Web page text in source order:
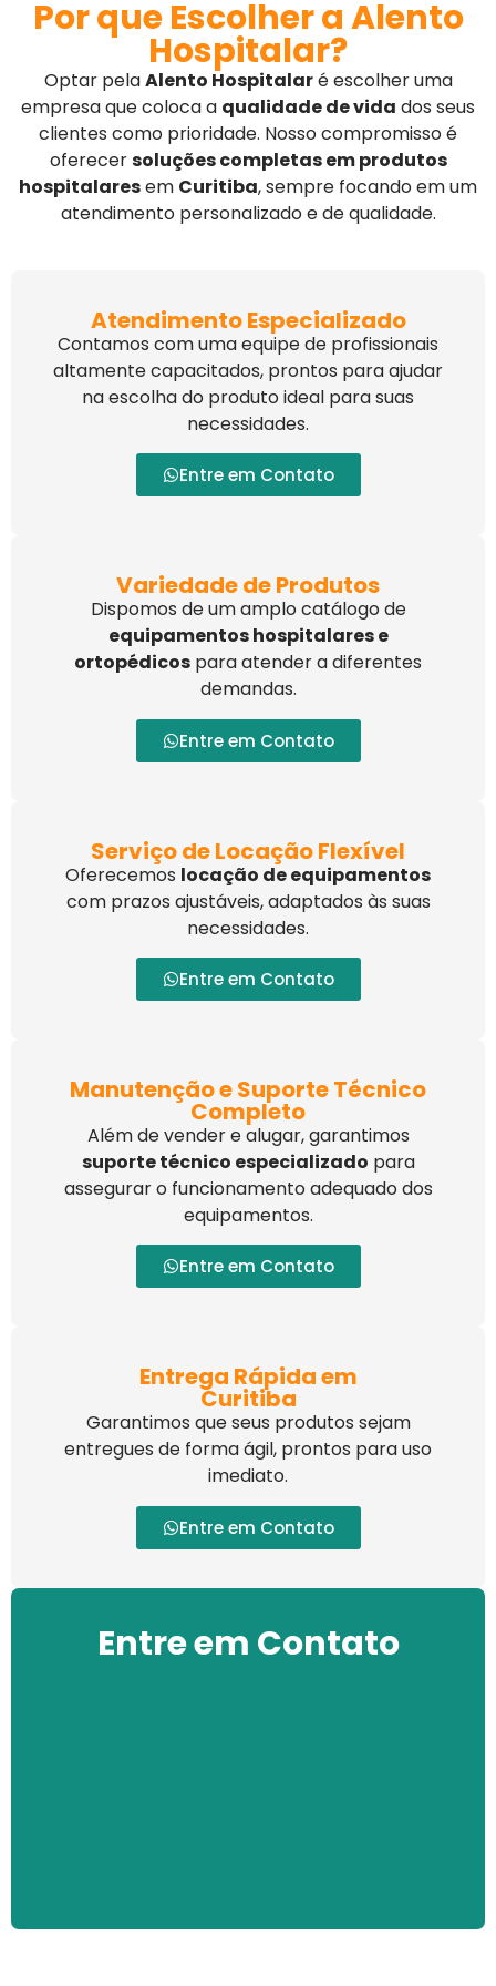
Por que Escolher a Alento
Hospitalar?
Optar pelaAlento Hospitalaré escolher uma
empresa que coloca a qualidade de vida dos seus
clientes como prioridade. Nosso compromisso é
oferecersoluções completas em produtos
hospitalaresem Curitiba, sempre focando em um
atendimento personalizado e de qualidade.
Atendimento Especializado
Contamos com uma equipe de profissionais
altamente capacitados, prontos para ajudar
na escolha do produto ideal para suas
necessidades.
Entre em Contato
Variedade de Produtos
Dispomos de um amplo catálogo de
equipamentos hospitalares e
ortopédicos para atender a diferentes
demandas.
Entre em Contato
Serviço de Locação Flexível
Oferecemos locação de equipamentos
com prazos ajustáveis, adaptados às suas
necessidades.
Entre em Contato
Manutenção e Suporte Técnico
Completo
Além de vender e alugar, garantimos
suporte técnico especializado para
assegurar o funcionamento adequado dos
equipamentos.
Entre em Contato
Entrega Rápida em
Curitiba
Garantimos que seus produtos sejam
entregues de forma ágil, prontos para uso
imediato.
Entre em Contato
Entre em Contato